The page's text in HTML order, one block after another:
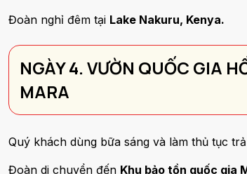
Đoàn nghỉ đêm tại Lake Nakuru, Kenya.
NGÀY 4. VƯỜN QUỐC GIA
MARA
Quý khách dùng bữa sáng và làm thủ tục
Đoàn di chuyển đến Khu bảo tồn quốc gia